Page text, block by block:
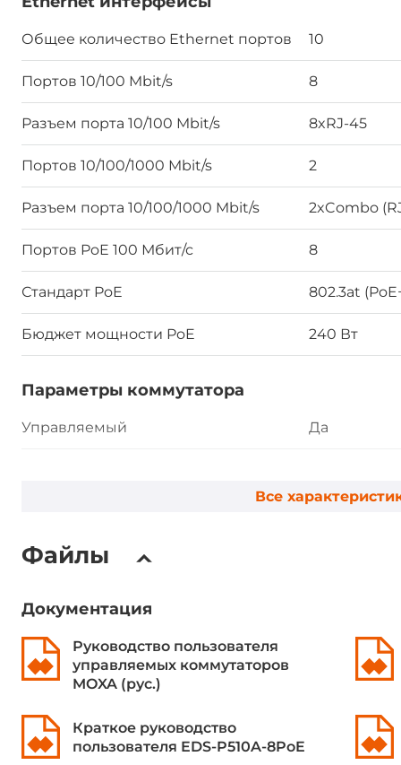
Общее количество Ethernet портов 10
Портов 10/100 Mbit/s 8
Разъем порта 10/100 Mbit/s 8xRJ-45
Портов 10/100/1000 Mbit/s 2
Разъем порта 10/100/1000 Mbit/s 2xCombo
Портов PoE 100 Мбит/с 8
Стандарт PoE 802.3at
Бюджет мощности PoE 240 Вт
Параметры коммутатора
Управляемый Да
Поддерживаемые функции
обрыве
Control,
Все
Файлы
Документация
Руководство пользователя
управляемых коммутаторов
MOXA (рус.)
Краткое руководство
пользователя EDS-P510A-8PoE